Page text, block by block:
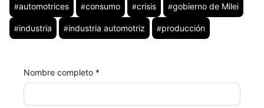
#automotrices #consumo #crisis #gobierno de Milei
#industria #industria automotriz #producción
Nombre completo *